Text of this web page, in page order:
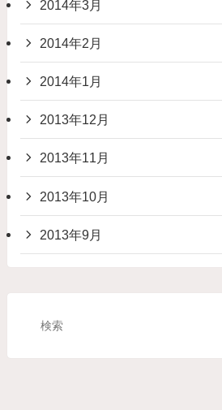
2014年3月
2014年2月
2014年1月
2013年12月
2013年11月
2013年10月
2013年9月